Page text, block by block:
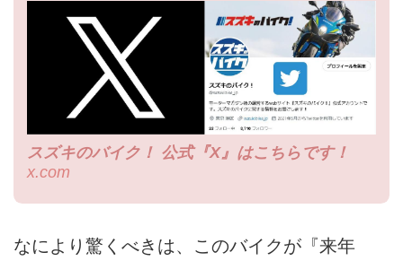
スズキのバイク！ 公式『X』はこちらです！
x.com
なにより驚くべきは、このバイクが『来年